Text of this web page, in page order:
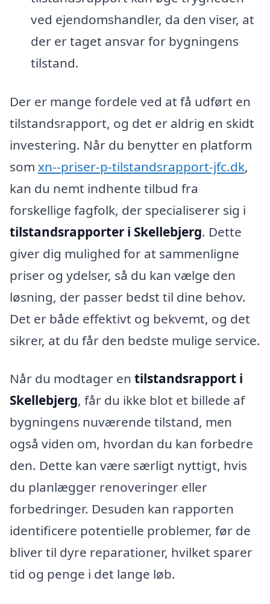
ved ejendomshandler, da den viser, at
der er taget ansvar for bygningens
tilstand.
Der er mange fordele ved at få udført en
tilstandsrapport, og det er aldrig en skidt
investering. Når du benytter en platform
som xn--priser-p-tilstandsrapport-jfc.dk,
kan du nemt indhente tilbud fra
forskellige fagfolk, der specialiserer sig i
tilstandsrapporter i Skellebjerg. Dette
giver dig mulighed for at sammenligne
priser og ydelser, så du kan vælge den
løsning, der passer bedst til dine behov.
Det er både effektivt og bekvemt, og det
sikrer, at du får den bedste mulige service.
Når du modtager en tilstandsrapport i
Skellebjerg, får du ikke blot et billede af
bygningens nuværende tilstand, men
også viden om, hvordan du kan forbedre
den. Dette kan være særligt nyttigt, hvis
du planlægger renoveringer eller
forbedringer. Desuden kan rapporten
identificere potentielle problemer, før de
bliver til dyre reparationer, hvilket sparer
tid og penge i det lange løb.